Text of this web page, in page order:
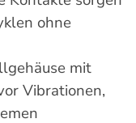
ohne
mit
Vibrationen,